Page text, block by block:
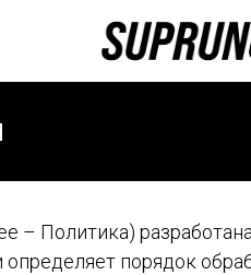
– Политика)
порядок